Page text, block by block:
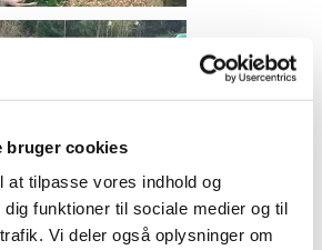
bruger cookies
at tilpasse vores indhold og
funktioner til sociale medier og til
Vi deler også oplysninger om
2016